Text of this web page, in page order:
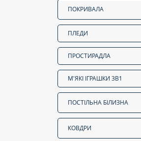
ПОКРИВАЛА
ПЛЕДИ
ПРОСТИРАДЛА
М'ЯКІ ІГРАШКИ 3В1
ПОСТІЛЬНА БІЛИЗНА
КОВДРИ